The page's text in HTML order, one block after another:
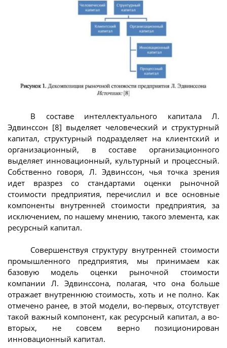
В составе интеллектуального капитала Л.
Эдвинссон [8] выделяет человеческий и структурный
капитал, структурный подразделяет на клиентский и
организационный, в составе организационного
выделяет инновационный, культурный и процессный.
Собственно говоря, Л. Эдвинссон, чья точка зрения
идет вразрез со стандартами оценки рыночной
стоимости предприятия, перечислил и все основные
компоненты внутренней стоимости предприятия, за
исключением, по нашему мнению, такого элемента, как
ресурсный капитал.
Совершенствуя структуру внутренней стоимости
промышленного предприятия, мы принимаем как
базовую модель оценки рыночной стоимости
компании Л. Эдвинссона, полагая, что она больше
отражает внутреннюю стоимость, хоть и не полно. Как
отмечено ранее, в этой модели, во-первых, отсутствует
такой важный компонент, как ресурсный капитал, а во-
вторых, не совсем верно позиционирован
инновационный капитал.